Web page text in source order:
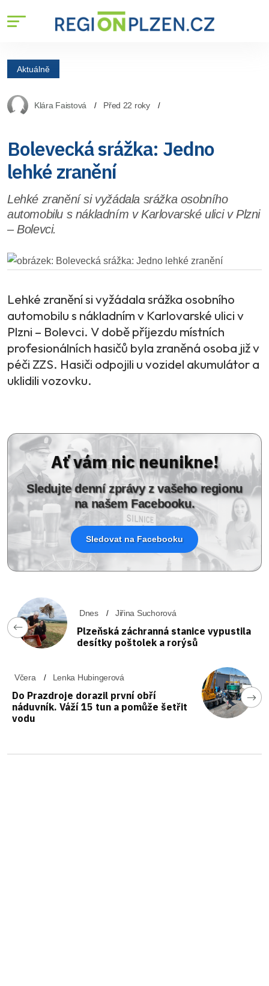
Aktuálně
Klára Faistová Před 22 roky
Bolevecká srážka: Jedno
lehké zranění
Lehké zranění si vyžádala srážka osobního
automobilu s nákladním v Karlovarské ulici v Plzni
– Bolevci.
Lehké zranění si vyžádala srážka osobního
automobilu s nákladním v Karlovarské ulici v
Plzni – Bolevci. V době příjezdu místních
profesionálních hasičů byla zraněná osoba již v
péči ZZS. Hasiči odpojili u vozidel akumulátor a
uklidili vozovku.
Ať vám nic neunikne!
Sledujte denní zprávy z vašeho regionu
na našem Facebooku.
Sledovat na Facebooku
Dnes Jiřina Suchorová
Plzeňská záchranná stanice vypustila
desítky poštolek a rorýsů
Včera Lenka Hubingerová
Do Prazdroje dorazil první obří
náduvník. Váží 15 tun a pomůže šetřit
vodu